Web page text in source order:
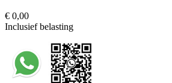
€ 0,00
Inclusief belasting